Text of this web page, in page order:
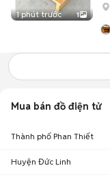
1 phút trước 1
Mua bán đồ điện tử
Thành phố Phan Thiết
Huyện Đức Linh